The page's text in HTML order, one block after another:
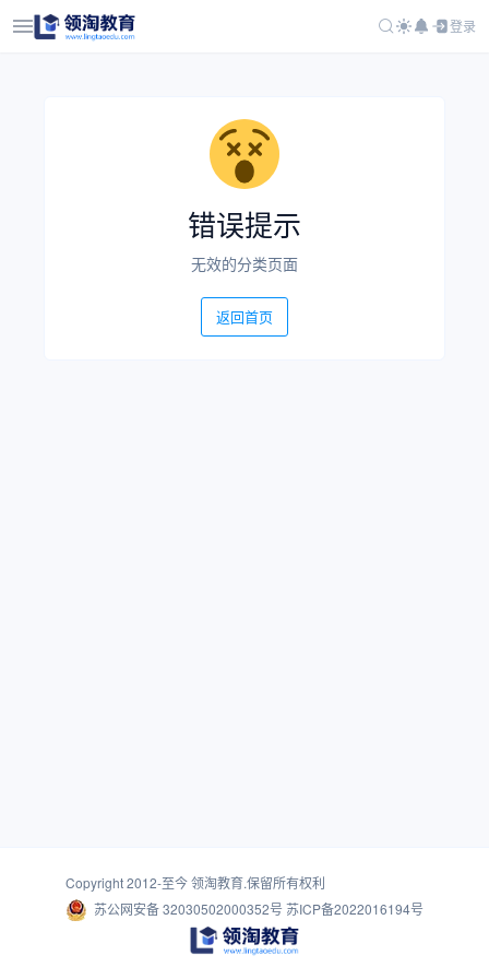
登录
错误提示
无效的分类页面
返回首页
Copyright 2012-至今领淘教育.保留所有权利
苏公网安备 32030502000352号 苏ICP备2022016194号